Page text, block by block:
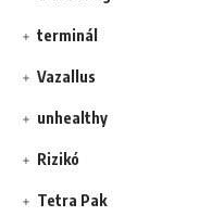
terminál
Vazallus
unhealthy
Rizikó
Tetra Pak